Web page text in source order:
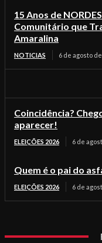
15 Anos de
Comunitário que
Amaralina
NOTICIAS 6 de agosto
Coincidência?
aparecer!
ELEIÇÕES 2026 6 de
Quem é o pai do
ELEIÇÕES 2026 6 de